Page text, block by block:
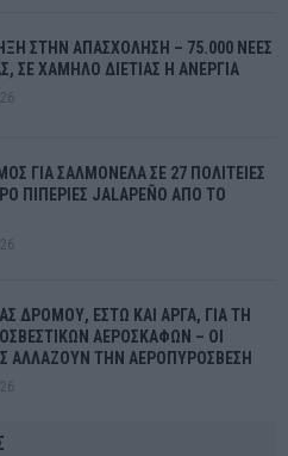
ΣΤΗΝ ΑΠΑΣΧΟΛΗΣΗ – 75.000 ΝΕΕΣ
ΣΕ ΧΑΜΗΛΟ ΔΙΕΤΙΑΣ Η ΑΝΕΡΓΙΑ
ΓΙΑ ΣΑΛΜΟΝΕΛΑ ΣΕ 27 ΠΟΛΙΤΕΙΕΣ
ΠΙΠΕΡΙΕΣ JALAPEÑO ΑΠΟ ΤΟ
ΔΡΟΜΟΥ, ΕΣΤΩ ΚΑΙ ΑΡΓΑ, ΓΙΑ ΤΗ
ΑΕΡΟΣΚΑΦΩΝ – ΟΙ
ΑΛΛΑΖΟΥΝ ΤΗΝ ΑΕΡΟΠΥΡΟΣΒΕΣΗ